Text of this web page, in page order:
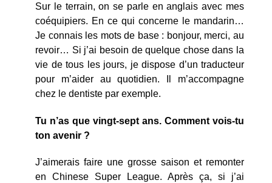
Sur le terrain, on se parle en anglais avec mes
coéquipiers. En ce qui concerne le mandarin…
Je connais les mots de base : bonjour, merci, au
revoir… Si j’ai besoin de quelque chose dans la
vie de tous les jours, je dispose d’un traducteur
pour m’aider au quotidien. Il m’accompagne
chez le dentiste par exemple.
Tu n’as que vingt-sept ans. Comment vois-tu
ton avenir ?
J’aimerais faire une grosse saison et remonter
en Chinese Super League. Après ça, si j’ai